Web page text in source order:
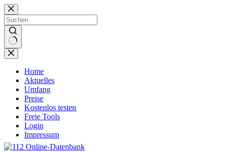
Zum
Inhalt
springen
Keine
Ergebnisse
Home
Aktuelles
Umfang
Preise
Kostenlos testen
Freie Tools
Login
Impressum